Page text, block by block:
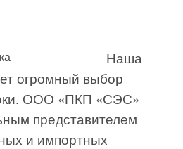
Наша
огромный выбор
ООО «ПКП «СЭС»
представителем
и импортных